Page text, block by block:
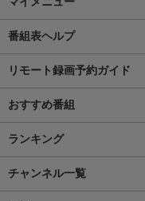
番組表ヘルプ
リモート録画予約ガイド
おすすめ番組
ランキング
チャンネル一覧